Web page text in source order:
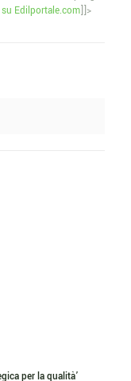
Edilportale.com]]>
per la qualità’